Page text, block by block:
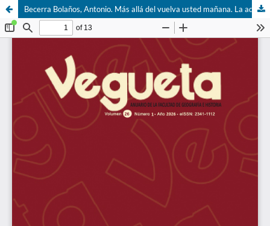
Becerra Bolaños, Antonio. Más allá del vuelva usted mañana. La administración pública en la literatura española, S. XVI-S. XIX (Florilegio). Las Palmas de G.C., 2023. ULPGC Ediciones. Colección Manuel Velázquez Cabrera, nº 3. ISBN 978-84-9042-513-8.